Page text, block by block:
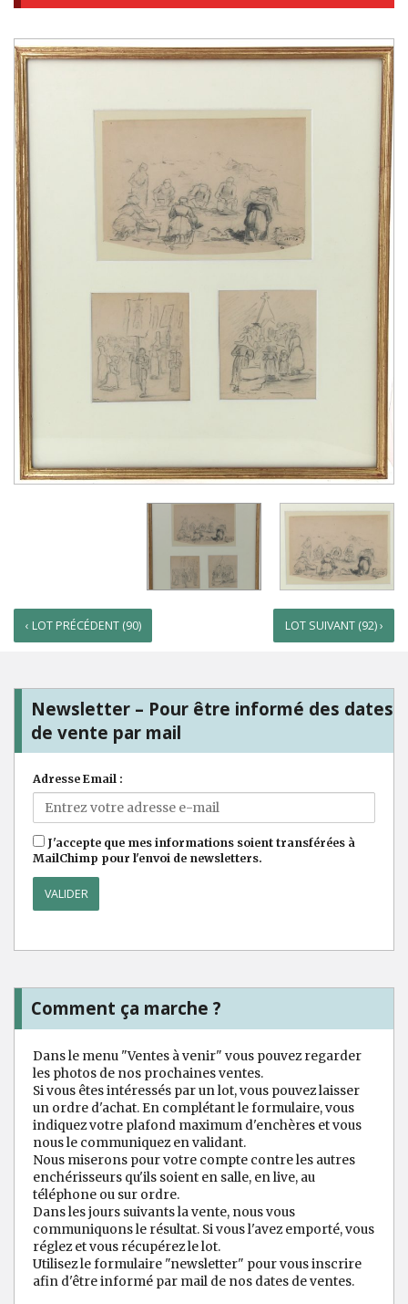
‹ LOT PRÉCÉDENT (90) LOT SUIVANT (92) ›
Newsletter – Pour être informé des dates
de vente par mail
Adresse Email :
J'accepte que mes informations soient transférées à
MailChimp pour l'envoi de newsletters.
Comment ça marche ?
Dans le menu "Ventes à venir" vous pouvez regarder
les photos de nos prochaines ventes.
Si vous êtes intéressés par un lot, vous pouvez laisser
un ordre d'achat. En complétant le formulaire, vous
indiquez votre plafond maximum d'enchères et vous
nous le communiquez en validant.
Nous miserons pour votre compte contre les autres
enchérisseurs qu'ils soient en salle, en live, au
téléphone ou sur ordre.
Dans les jours suivants la vente, nous vous
communiquons le résultat. Si vous l'avez emporté, vous
réglez et vous récupérez le lot.
Utilisez le formulaire "newsletter" pour vous inscrire
afin d'être informé par mail de nos dates de ventes.